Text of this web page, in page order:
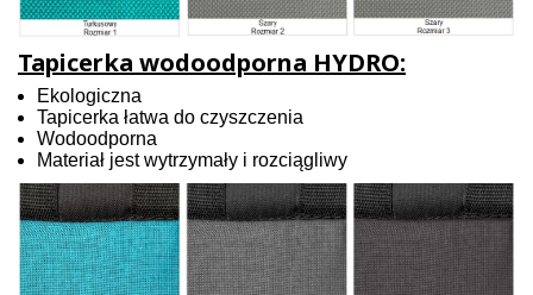
Tapicerka wodoodporna HYDRO:
Ekologiczna
Tapicerka łatwa do czyszczenia
Wodoodporna
Materiał jest wytrzymały i rozciągliwy